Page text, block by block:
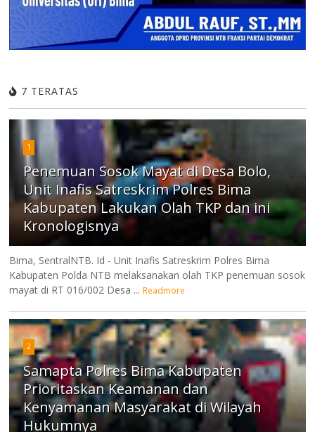
7 TERATAS
1
Penemuan Sosok Mayat di Desa Bolo,
Unit Inafis Satreskrim Polres Bima
Kabupaten Lakukan Olah TKP dan ini
Kronologisnya
Bima, SentralNTB. Id - Unit Inafis Satreskrim Polres Bima
Kabupaten Polda NTB melaksanakan olah TKP penemuan sosok
mayat di RT 016/002 Desa ... Readmore
2
Samapta Polres Bima Kabupaten
Prioritaskan Keamanan dan
Kenyamanan Masyarakat di Wilayah
Hukumnya